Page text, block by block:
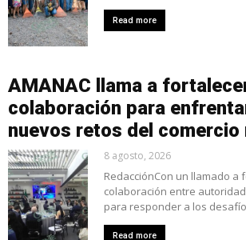
Read more
AMANAC llama a
colaboración para
nuevos retos del comercio
8 agosto, 2026
RedacciónCon un llamado a
colaboración entre
para responder a los
Read more